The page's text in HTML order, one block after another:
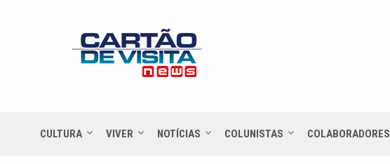
CULTURA VIVER NOTÍCIAS COLUNISTAS COLABORADORES